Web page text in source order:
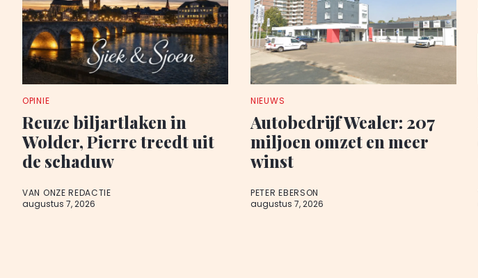
OPINIE
Reuze biljartlaken in
Wolder, Pierre treedt uit
de schaduw
VAN ONZE REDACTIE
augustus 7, 2026
NIEUWS
Autobedrijf Wealer: 207
miljoen omzet en meer
winst
PETER EBERSON
augustus 7, 2026